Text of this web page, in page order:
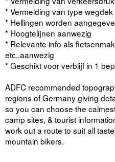
* Vermelding van type wegdek
* Hellingen worden
* Hoogtelijnen aanwezig
* Relevante info als
etc..aanwezig
* Geschikt voor verblijf in 1
ADFC recommended
regions of Germany giving
so you can choose the
camp sites, & tourist
work out a route to suit all
mountain bikers.